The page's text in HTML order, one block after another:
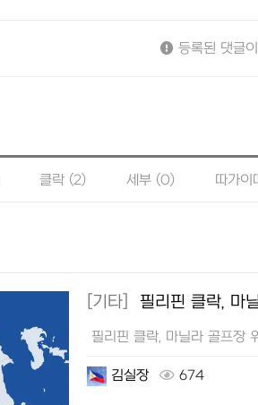
등록된 댓글
클락 (2) 세부 (0) 따가
[기타] 필리핀 클락, 마
필리핀 클락, 마닐라 골프장
김실장 674